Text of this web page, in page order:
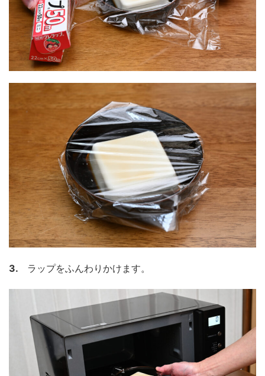
3. ラップをふんわりかけます。